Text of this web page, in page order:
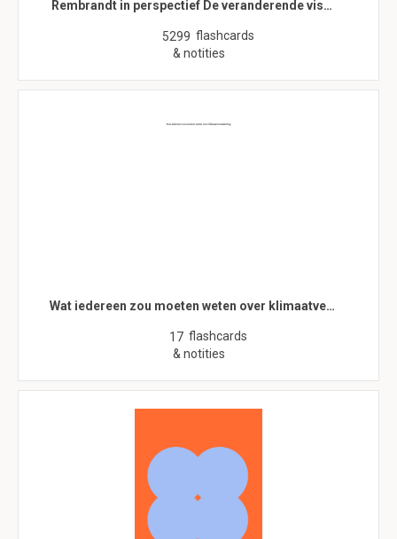
Rembrandt in perspectief De veranderende vis…
5299 flashcards
& notities
Wat iedereen zou moeten weten over klimaatve…
17 flashcards
& notities